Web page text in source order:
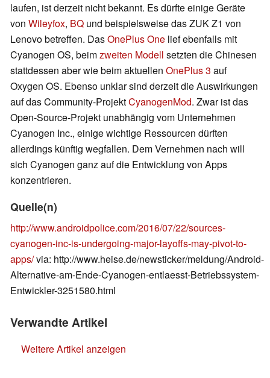
laufen, ist derzeit nicht bekannt. Es dürfte einige Geräte
von Wileyfox, BQ und beispielsweise das ZUK Z1 von
Lenovo betreffen. DasOnePlus One lief ebenfalls mit
Cyanogen OS, beimzweiten Modell setzten die Chinesen
stattdessen aber wie beim aktuellen OnePlus 3 auf
Oxygen OS. Ebenso unklar sind derzeit die Auswirkungen
auf das Community-ProjektCyanogenMod. Zwar ist das
Open-Source-Projekt unabhängig vom Unternehmen
Cyanogen Inc., einige wichtige Ressourcen dürften
allerdings künftig wegfallen. Dem Vernehmen nach will
sich Cyanogen ganz auf die Entwicklung von Apps
konzentrieren.
Quelle(n)
http://www.androidpolice.com/2016/07/22/sources-
cyanogen-inc-is-undergoing-major-layoffs-may-pivot-to-
apps/via: http://www.heise.de/newsticker/meldung/Android-
Alternative-am-Ende-Cyanogen-entlaesst-Betriebssystem-
Entwickler-3251580.html
Verwandte Artikel
Weitere Artikel anzeigen